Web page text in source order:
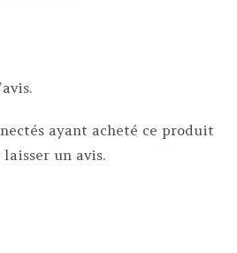
ayant acheté ce produit
un avis.